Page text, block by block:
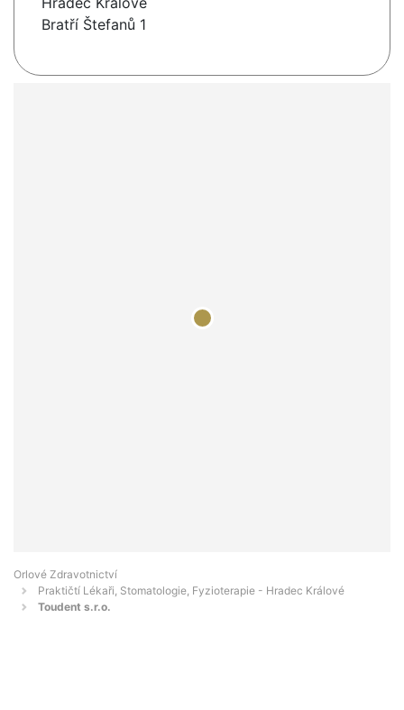
Bratří Štefanů 1
Orlové Zdravotnictví
Praktičtí Lékaři, Stomatologie, Fyzioterapie - Hradec Králové
Toudent s.r.o.